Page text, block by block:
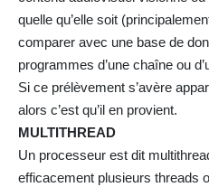
quelle qu’elle soit
comparer avec une base de
programmes d’une chaîne ou
Si ce prélèvement s’avère
alors c’est qu’il en provient.
MULTITHREAD
Un processeur est dit
efficacement plusieurs threads